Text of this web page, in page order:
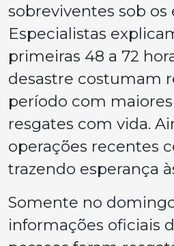
sobreviventes sob os
Especialistas
primeiras 48 a 72
desastre costumam
período com
resgates com vida.
operações recentes
trazendo esperança
Somente no
informações oficiais